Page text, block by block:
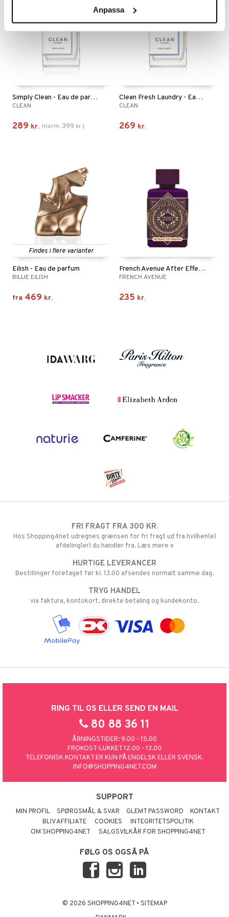
Anpassa
Simply Clean - Eau de parfum
CLEAN
289 kr. (norm. 399 kr.)
Clean Fresh Laundry - Eau de Parfum
CLEAN
269 kr.
Findes i flere varianter
Eilish - Eau de parfum
BILLIE EILISH
fra 469 kr.
French Avenue After Effect - Extrait de parfum
FRENCH AVENUE
235 kr.
FRI FRAGT FRA 300 KR.
Hos Shopping4net udregnes grænsen for fri fragt ud fra hvilken(e)
afdeling(er) du handler fra. Læs mere »
HURTIGE LEVERANCER
Bestillinger foretaget før kl. 13.00 afsendes normalt samme dag.
TRYG HANDEL
via faktura, kontokort, direkte betaling og kundekonto.
RING TIL OS ELLER SEND EN MAIL
80 88 36 11
ÅBNINGSTIDER: 9.00 - 15.00
FROKOST-LUKKET 12.00 - 13.00
TELEFONISK KONTAKT ER KUN PÅ ENGELSK ELLER SVENSK.
INFO@SHOPPING4NET.COM
SUPPORT
MIN PROFIL SPØRGSMÅL & SVAR GLEMT PASSWORD
KONTAKT
BLIV AFFILIATE
COOKIES
INTEGRITETSPOLITIK
OM SHOPPING4NET
SALGSVILKÅR FOR SHOPPING4NET
FØLG OS OGSÅ PÅ
© 2026 SHOPPING4NET • SITEMAP